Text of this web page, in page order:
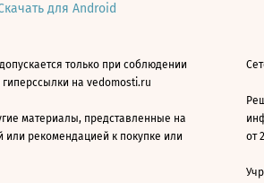
для Android
только при соблюдении
на vedomosti.ru
материалы, представленные на
рекомендацией к покупке или
от